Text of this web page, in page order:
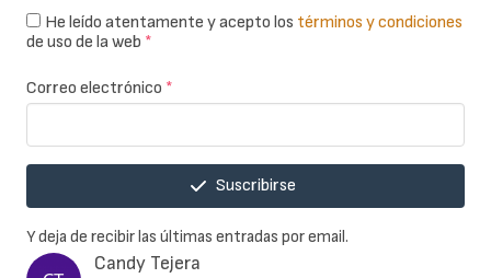
Candy Tejera
He leído atentamente y acepto los términos y condiciones
de uso de la web *
Correo electrónico *
Suscribirse
Y deja de recibir las últimas entradas por email.